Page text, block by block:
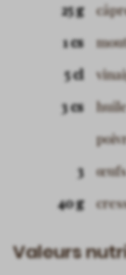
25 g
1 cs
5 cl
3 cs
3
40 g
Valeurs